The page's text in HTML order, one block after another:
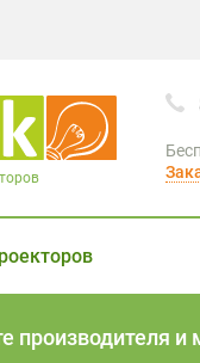
производителя и